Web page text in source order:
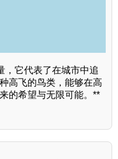
，它代表了在城市中追
高飞的鸟类，能够在高
的希望与无限可能。**